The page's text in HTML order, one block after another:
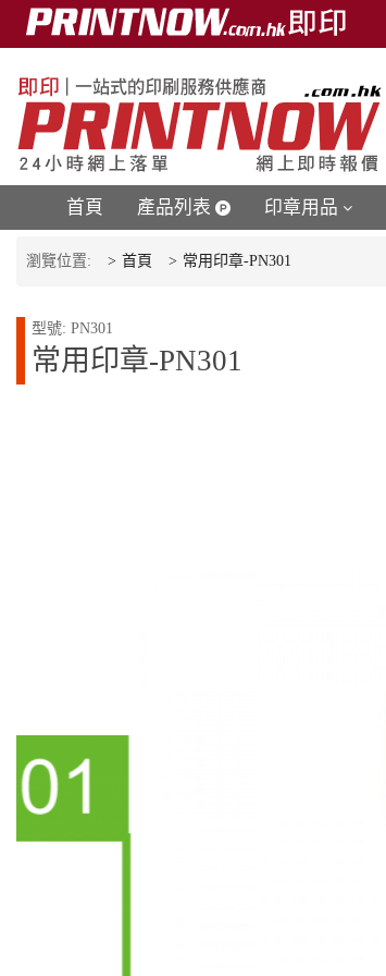
首頁 產品列表 印章用品
瀏覽位置: 首頁 常用印章-PN301
型號: PN301
常用印章-PN301